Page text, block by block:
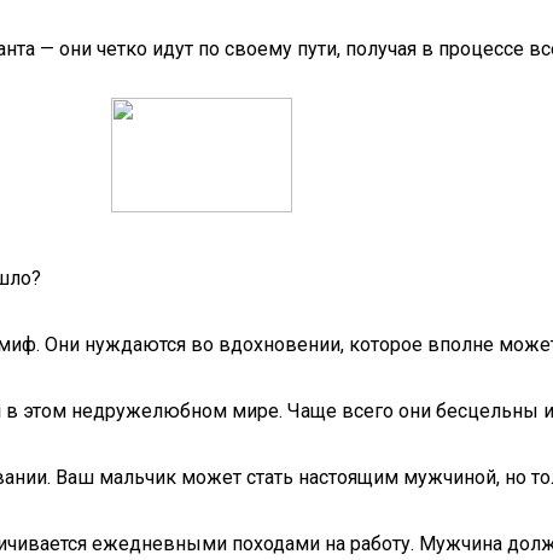
— они четко идут по своему пути, получая в процессе
Они нуждаются во вдохновении, которое вполне
в этом недружелюбном мире. Чаще всего они бесцельны
Ваш мальчик может стать настоящим мужчиной, но
ежедневными походами на работу. Мужчина